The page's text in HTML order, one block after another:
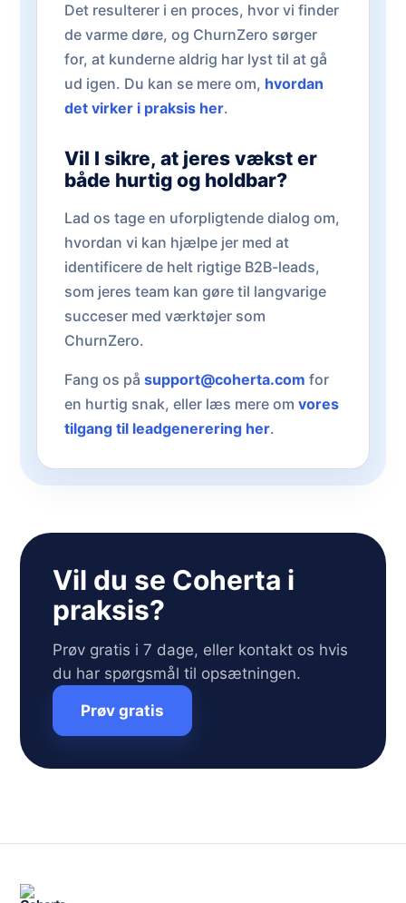
Det resulterer i en proces, hvor vi finder
de varme døre, og ChurnZero sørger
for, at kunderne aldrig har lyst til at gå
ud igen. Du kan se mere om, hvordan
det virker i praksis her.
Vil I sikre, at jeres vækst er
både hurtig og holdbar?
Lad os tage en uforpligtende dialog om,
hvordan vi kan hjælpe jer med at
identificere de helt rigtige B2B-leads,
som jeres team kan gøre til langvarige
succeser med værktøjer som
ChurnZero.
Fang os på support@coherta.com for
en hurtig snak, eller læs mere om vores
tilgang til leadgenerering her.
Vil du se Coherta i
praksis?
Prøv gratis i 7 dage, eller kontakt os hvis
du har spørgsmål til opsætningen.
Prøv gratis